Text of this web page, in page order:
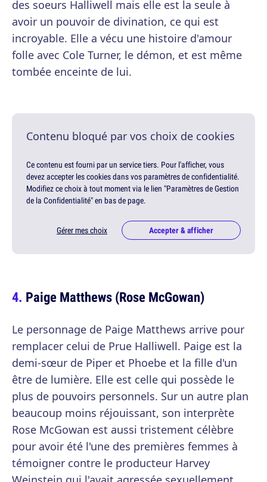
des soeurs Halliwell mais elle est la seule à
avoir un pouvoir de divination, ce qui est
incroyable. Elle a vécu une histoire d'amour
folle avec Cole Turner, le démon, et est même
tombée enceinte de lui.
Contenu bloqué par vos choix de cookies
Ce contenu est fourni par un service tiers. Pour l'afficher, vous
devez accepter les cookies dans vos paramètres de confidentialité.
Modifiez ce choix à tout moment via le lien "Paramètres de Gestion
de la Confidentialité" en bas de page.
Gérer mes choix Accepter & afficher
Paige Matthews (Rose McGowan)
Le personnage de Paige Matthews arrive pour
remplacer celui de Prue Halliwell. Paige est la
demi-sœur de Piper et Phoebe et la fille d'un
être de lumière. Elle est celle qui possède le
plus de pouvoirs personnels. Sur un autre plan
beaucoup moins réjouissant, son interprète
Rose McGowan est aussi tristement célèbre
pour avoir été l'une des premières femmes à
témoigner contre le producteur Harvey